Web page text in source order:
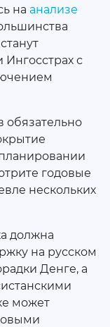
на анализе
Ингосстрах с
обязательно
годовые
нескольких
должна
на русском
Денге, а
может